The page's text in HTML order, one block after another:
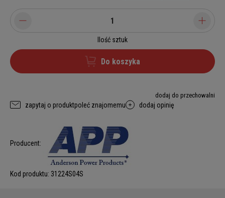
Ilość sztuk
Do koszyka
dodaj do przechowalni
zapytaj o produktpoleć znajomemu dodaj opinię
Producent:
Kod produktu: 31224S04S